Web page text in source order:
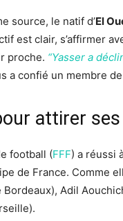
source, le natif d’El
est clair, s’affirmer
proche. “Yasser a
a confié un membre
attirer
football (FFF) a réussi
de France. Comme
Adil